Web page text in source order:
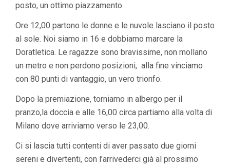
posto, un ottimo piazzamento.
Ore 12,00 partono le donne e le nuvole lasciano il posto
al sole. Noi siamo in 16 e dobbiamo marcare la
Doratletica. Le ragazze sono bravissime, non mollano
un metro e non perdono posizioni, alla fine vinciamo
con 80 punti di vantaggio, un vero trionfo.
Dopo la premiazione, torniamo in albergo per il
pranzo,la doccia e alle 16,00 circa partiamo alla volta di
Milano dove arriviamo verso le 23,00.
Ci si lascia tutti contenti di aver passato due giorni
sereni e divertenti, con l’arrivederci già al prossimo